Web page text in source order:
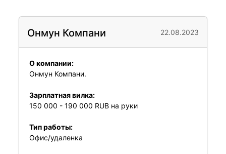
Онмун Компани 22.08.2023
О компании:
Онмун Компани.
Зарплатная вилка:
150 000 - 190 000 RUB на руки
Тип работы:
Офис/удаленка